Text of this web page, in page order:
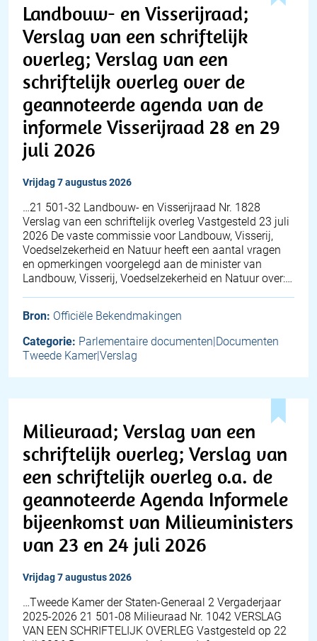
Landbouw- en Visserijraad;
Verslag van een schriftelijk
overleg; Verslag van een
schriftelijk overleg over de
geannoteerde agenda van de
informele Visserijraad 28 en 29
juli 2026
vrijdag 7 augustus 2026
…21 501-32 Landbouw- en Visserijraad Nr. 1828
Verslag van een schriftelijk overleg Vastgesteld 23 juli
2026 De vaste commissie voor Landbouw, Visserij,
Voedselzekerheid en Natuur heeft een aantal vragen
en opmerkingen voorgelegd aan de minister van
Landbouw, Visserij, Voedselzekerheid en Natuur over:…
Bron: Officiële Bekendmakingen
Categorie: Parlementaire documenten|Documenten
Tweede Kamer|Verslag
Milieuraad; Verslag van een
schriftelijk overleg; Verslag van
een schriftelijk overleg o.a. de
geannoteerde Agenda Informele
bijeenkomst van Milieuministers
van 23 en 24 juli 2026
vrijdag 7 augustus 2026
…Tweede Kamer der Staten-Generaal 2 Vergaderjaar
2025-2026 21 501-08 Milieuraad Nr. 1042 VERSLAG
VAN EEN SCHRIFTELIJK OVERLEG Vastgesteld op 22